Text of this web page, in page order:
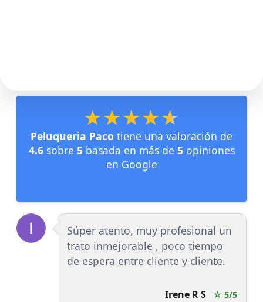
★★★★★
★★★★★
Peluqueria Paco tiene una valoración de
4.6sobre 5basada en más de 5opiniones
en Google
Súper atento, muy profesional un
trato inmejorable , poco tiempo
de espera entre cliente y cliente.
Irene R S ☆ 5/5